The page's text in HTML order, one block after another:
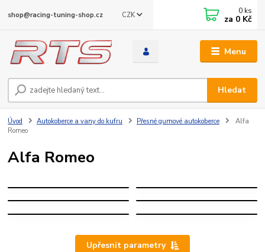
Menu
CZK
Hledat
shop@racing-tuning-shop.cz 0 ks
za 0 Kč
Úvod Autokoberce a vany do kufru Přesné gumové autokoberce
Alfa
Romeo
Alfa Romeo
ROMEO
Upřesnit parametry